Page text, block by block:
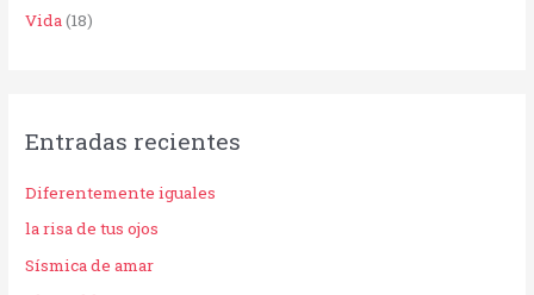
Vida(18)
Entradas recientes
Diferentemente iguales
la risa de tus ojos
Sísmica de amar